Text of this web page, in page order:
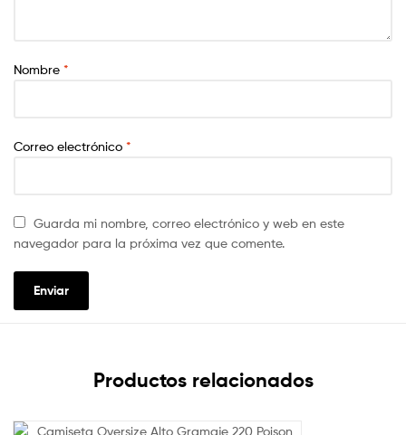
Nombre *
Correo electrónico *
Guarda mi nombre, correo electrónico y web en este
navegador para la próxima vez que comente.
Productos relacionados